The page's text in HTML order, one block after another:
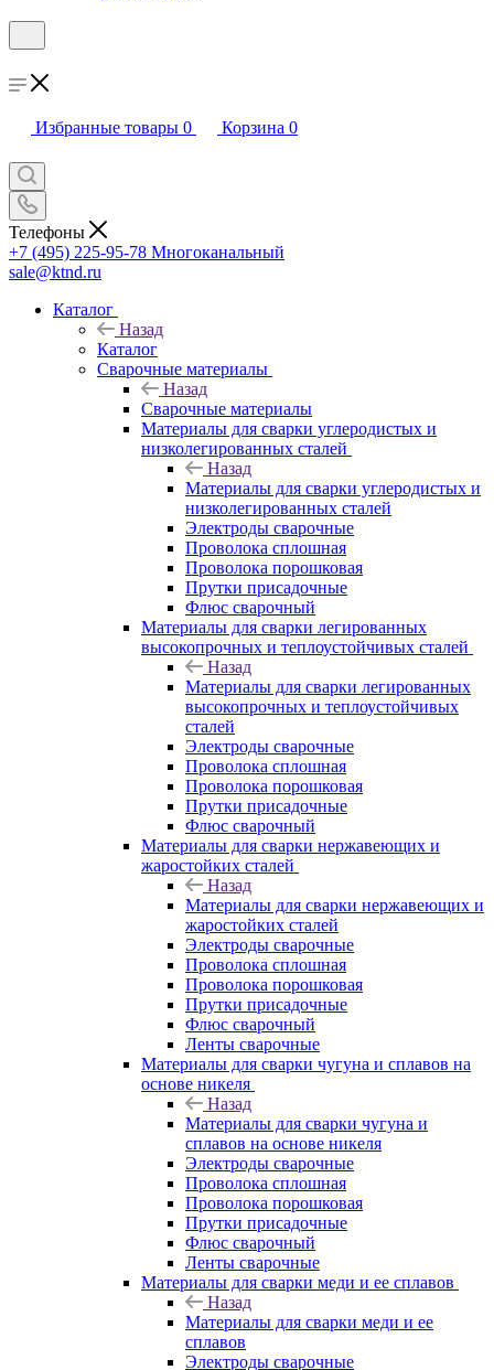
Избранные товары 0 Корзина 0
Телефоны
+7 (495) 225-95-78 Многоканальный
sale@ktnd.ru
Каталог
Назад
Каталог
Сварочные материалы
Назад
Сварочные материалы
Материалы для сварки углеродистых и
низколегированных сталей
Назад
Материалы для сварки углеродистых и
низколегированных сталей
Электроды сварочные
Проволока сплошная
Проволока порошковая
Прутки присадочные
Флюс сварочный
Материалы для сварки легированных
высокопрочных и теплоустойчивых сталей
Назад
Материалы для сварки легированных
высокопрочных и теплоустойчивых
сталей
Электроды сварочные
Проволока сплошная
Проволока порошковая
Прутки присадочные
Флюс сварочный
Материалы для сварки нержавеющих и
жаростойких сталей
Назад
Материалы для сварки нержавеющих и
жаростойких сталей
Электроды сварочные
Проволока сплошная
Проволока порошковая
Прутки присадочные
Флюс сварочный
Ленты сварочные
Материалы для сварки чугуна и сплавов на
основе никеля
Назад
Материалы для сварки чугуна и
сплавов на основе никеля
Электроды сварочные
Проволока сплошная
Проволока порошковая
Прутки присадочные
Флюс сварочный
Ленты сварочные
Материалы для сварки меди и ее сплавов
Назад
Материалы для сварки меди и ее
сплавов
Электроды сварочные